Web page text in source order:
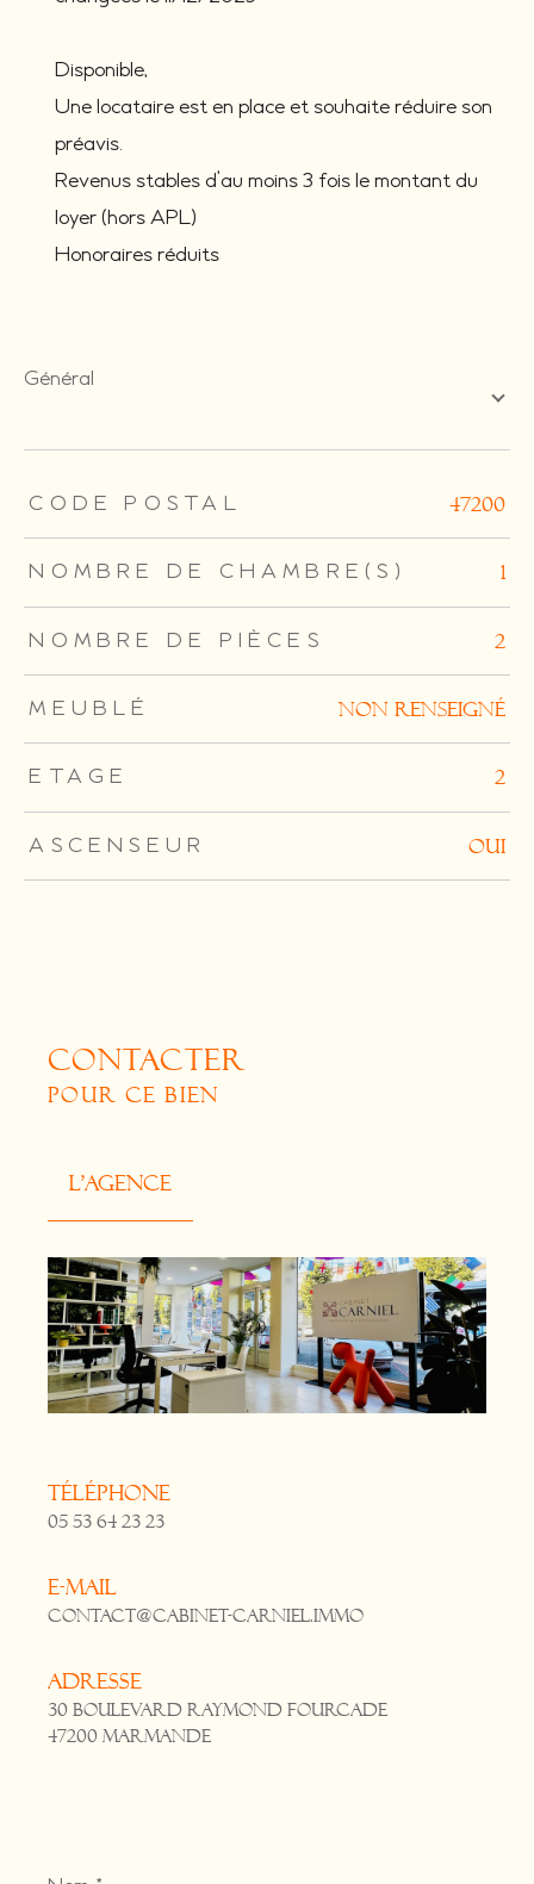
Disponible,
Une locataire est en place et souhaite réduire son
préavis.
Revenus stables d’au moins 3 fois le montant du
loyer (hors APL)
Honoraires réduits
général
TRAD_ZEPHYR_Caracteristique TRAD_ZEPHYR_Valeurs
CODE POSTAL 47200
NOMBRE DE CHAMBRE(S) 1
NOMBRE DE PIÈCES 2
MEUBLÉ Non renseigné
ETAGE 2
ASCENSEUR OUI
CONTACTER
POUR CE BIEN
L'agence
Téléphone
05 53 64 23 23
E-mail
contact@cabinet-carniel.immo
Adresse
30 Boulevard Raymond Fourcade
47200 Marmande